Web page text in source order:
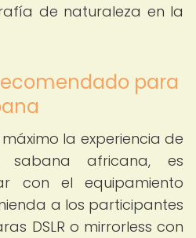
de naturaleza en la
para
la experiencia de
africana, es
con el equipamiento
a los participantes
DSLR o mirrorless con